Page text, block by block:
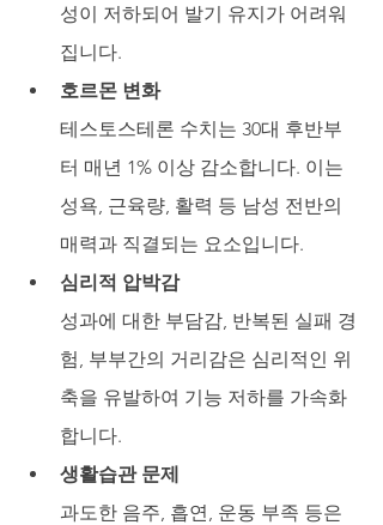
성이 저하되어 발기 유지가 어려워
집니다.
호르몬 변화
테스토스테론 수치는 30대 후반부
터 매년 1% 이상 감소합니다. 이는
성욕, 근육량, 활력 등 남성 전반의
매력과 직결되는 요소입니다.
심리적 압박감
성과에 대한 부담감, 반복된 실패 경
험, 부부간의 거리감은 심리적인 위
축을 유발하여 기능 저하를 가속화
합니다.
생활습관 문제
과도한 음주, 흡연, 운동 부족 등은